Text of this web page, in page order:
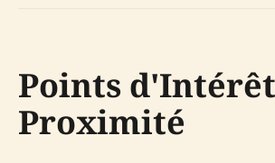
Points
Proximité